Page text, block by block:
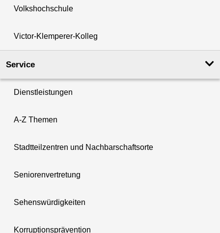
Volkshochschule
Victor-Klemperer-Kolleg
Service
Dienstleistungen
A-Z Themen
Stadtteilzentren und Nachbarschaftsorte
Seniorenvertretung
Sehenswürdigkeiten
Korruptionsprävention